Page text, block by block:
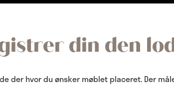
din den
der hvor du ønsker møblet placeret. Der